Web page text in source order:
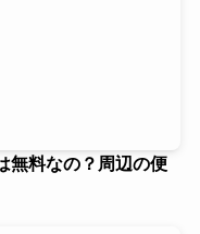
無料なの？周辺の便